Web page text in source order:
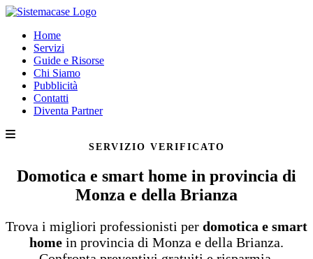
Home
Servizi
Guide e Risorse
Chi Siamo
Pubblicità
Contatti
Diventa Partner
SERVIZIO VERIFICATO
Domotica e smart home in provincia di
Monza e della Brianza
Trova i migliori professionisti per domotica e smart
home in provincia di Monza e della Brianza.